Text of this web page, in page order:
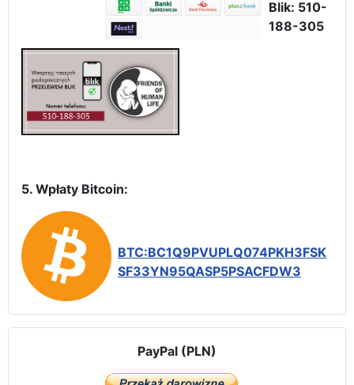
Blik: 510-
188-305
5. Wpłaty Bitcoin:
BTC:BC1Q9PVUPLQ074PKH3FSK
SF33YN95QASP5PSACFDW3
PayPal (PLN)